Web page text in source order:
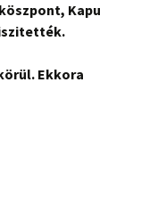
Kapu
feldiszitették.
Ekkora